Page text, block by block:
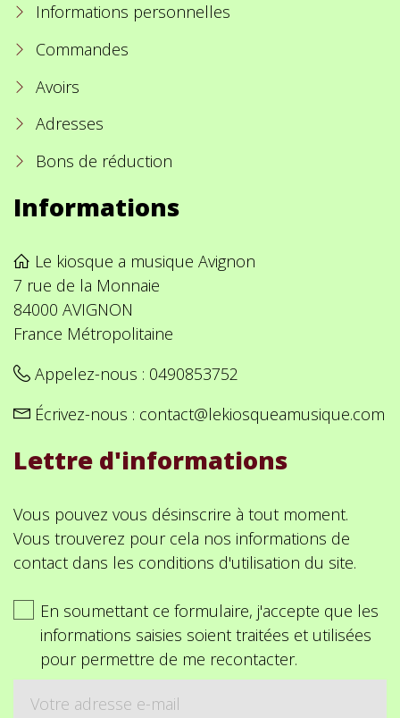
Informations personnelles
Commandes
Avoirs
Adresses
Bons de réduction
Informations
Le kiosque a musique Avignon
7 rue de la Monnaie
84000 AVIGNON
France Métropolitaine
Appelez-nous : 0490853752
Écrivez-nous : contact@lekiosqueamusique.com
Lettre d'informations
Vous pouvez vous désinscrire à tout moment.
Vous trouverez pour cela nos informations de
contact dans les conditions d'utilisation du site.
En soumettant ce formulaire, j'accepte que les
informations saisies soient traitées et utilisées
pour permettre de me recontacter.